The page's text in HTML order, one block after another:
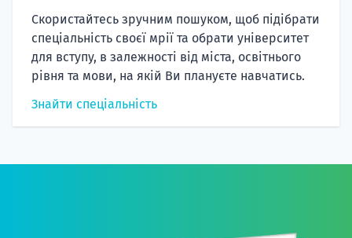
Скористайтесь зручним пошуком, щоб підібрати
спеціальність своєї мрії та обрати університет
для вступу, в залежності від міста, освітнього
рівня та мови, на якій Ви плануєте навчатись.
Знайти спеціальність